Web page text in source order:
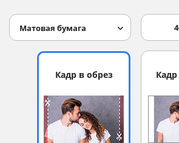
Матовая бумага
Кадр в обрез